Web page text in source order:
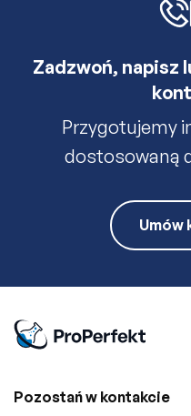
Zadzwoń, napisz
Przygotujemy
dostosowaną
Umów
Pozostań w kontakcie